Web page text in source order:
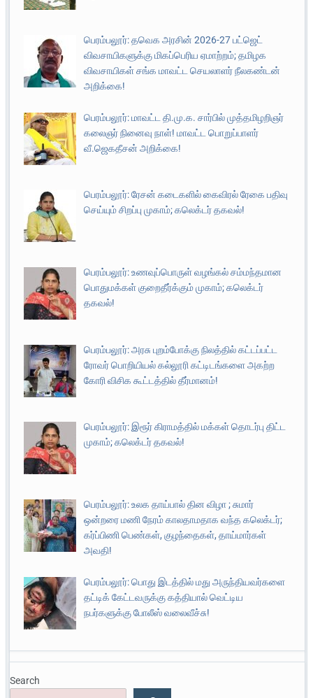
பெரம்பலூர்: தவெக அரசின் 2026-27 பட்ஜெட்
விவசாயிகளுக்கு மிகப்பெரிய ஏமாற்றம்; தமிழக
விவசாயிகள் சங்க மாவட்ட செயலாளர் நீலகண்டன்
அறிக்கை!
பெரம்பலூர்: மாவட்ட தி.மு.க. சார்பில் முத்தமிழறிஞர்
கலைஞர் நினைவு நாள்! மாவட்ட பொறுப்பாளர்
வீ.ஜெகதீசன் அறிக்கை!
பெரம்பலூர்: ரேசன் கடைகளில் கைவிரல் ரேகை பதிவு
செய்யும் சிறப்பு முகாம்; கலெக்டர் தகவல்!
பெரம்பலூர்: உணவுப்பொருள் வழங்கல் சம்மந்தமான
பொதுமக்கள் குறைதீர்க்கும் முகாம்; கலெக்டர்
தகவல்!
பெரம்பலூர்: அரசு புறம்போக்கு நிலத்தில் கட்டப்பட்ட
ரோவர் பொறியியல் கல்லூரி கட்டிடங்களை அகற்ற
கோரி விசிக கூட்டத்தில் தீர்மானம்!
பெரம்பலூர்: இரூர் கிராமத்தில் மக்கள் தொடர்பு திட்ட
முகாம்; கலெக்டர் தகவல்!
பெரம்பலூர்: உலக தாய்பால் தின விழா ; சுமார்
ஒன்றரை மணி நேரம் காலதாமதாக வந்த கலெக்டர்;
கர்ப்பிணி பெண்கள், குழந்தைகள், தாய்மார்கள்
அவதி!
பெரம்பலூர்: பொது இடத்தில் மது அருந்தியவர்களை
தட்டிக் கேட்டவருக்கு கத்தியால் வெட்டிய
நபர்களுக்கு போலீஸ் வலைவீச்சு!
Search